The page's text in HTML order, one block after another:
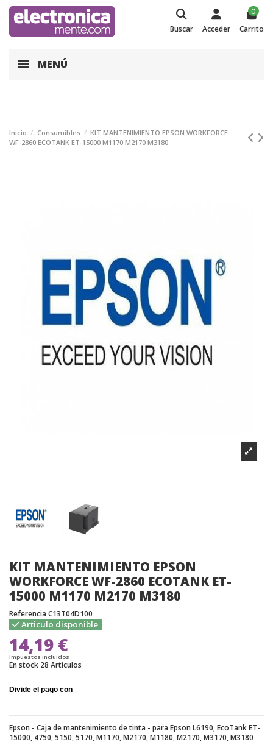
Buscar Acceder
0
Carrito
MENÚ
Inicio Consumibles
KIT MANTENIMIENTO EPSON WORKFORCE
WF-2860 ECOTANK ET-15000 M1170 M2170 M3180
KIT MANTENIMIENTO EPSON
WORKFORCE WF-2860 ECOTANK ET-
15000 M1170 M2170 M3180
Referencia C13T04D100
Articulo disponible
14,19 €
Impuestos incluidos
En stock 28 Artículos
Epson - Caja de mantenimiento de tinta - para Epson L6190, EcoTank ET-
15000, 4750, 5150, 5170, M1170, M2170, M1180, M2170, M3170, M3180